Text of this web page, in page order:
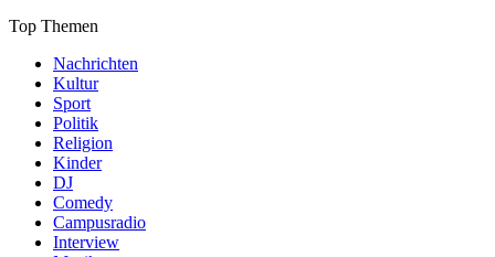
Top Themen
Nachrichten
Kultur
Sport
Politik
Religion
Kinder
DJ
Comedy
Campusradio
Interview